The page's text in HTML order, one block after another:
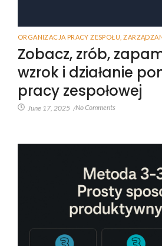
ORGANIZACJA PRACY ZESPOŁU
Zobacz, zrób,
wzrok i działanie
pracy zespołowej
June 17, 2025 /No Comments